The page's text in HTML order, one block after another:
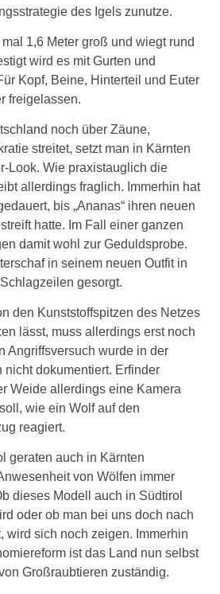
des Igels zunutze.
1,6 Meter groß und wiegt rund
wird es mit Gurten und
Kopf, Beine, Hinterteil und Euter
freigelassen.
noch über Zäune,
streitet, setzt man in Kärnten
Look. Wie praxistauglich die
allerdings fraglich. Immerhin hat
bis „Ananas“ ihren neuen
hatte. Im Fall einer ganzen
damit wohl zur Geduldsprobe.
in seinem neuen Outfit in
gesorgt.
den Kunststoffspitzen des Netzes
lässt, muss allerdings erst noch
Angriffsversuch wurde in der
dokumentiert. Erfinder
Weide allerdings eine Kamera
wie ein Wolf auf den
reagiert.
geraten auch in Kärnten
von Wölfen immer
dieses Modell auch in Südtirol
oder ob man bei uns doch nach
wird sich noch zeigen. Immerhin
ist das Land nun selbst
Großraubtieren zuständig.